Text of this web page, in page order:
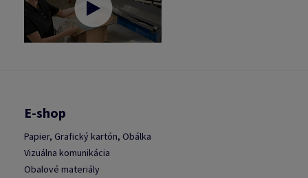
E-shop
Papier, Grafický kartón, Obálka
Vizuálna komunikácia
Obalové materiály